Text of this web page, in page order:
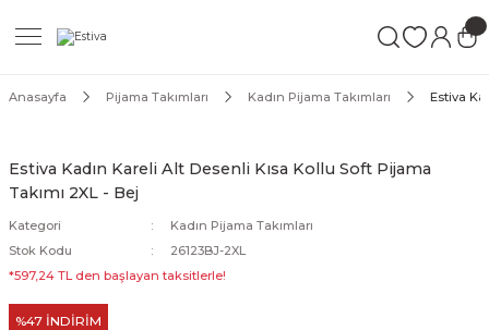
Mayo
Anasayfa Pijama Takımları Kadın Pijama Takımları Estiva
Estiva Kadın Kareli Alt Desenli Kısa Kollu Soft Pijama
Takımı 2XL - Bej
Kategori
Kadın Pijama Takımları
Stok Kodu
26123BJ-2XL
*597,24 TL den başlayan taksitlerle!
%47 İNDİRİM